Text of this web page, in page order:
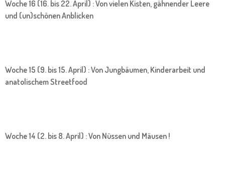
Woche 16 (16. bis 22. April) : Von vielen Kisten, gähnender Leere
und (un)schönen Anblicken
Woche 15 (9. bis 15. April) : Von Jungbäumen, Kinderarbeit und
anatolischem Streetfood
Woche 14 (2. bis 8. April) : Von Nüssen und Mäusen !